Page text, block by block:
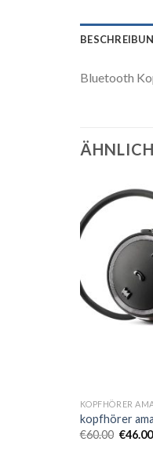
Bluetooth
KOPFHÖRER
kopfhörer
€60.00 €46.00